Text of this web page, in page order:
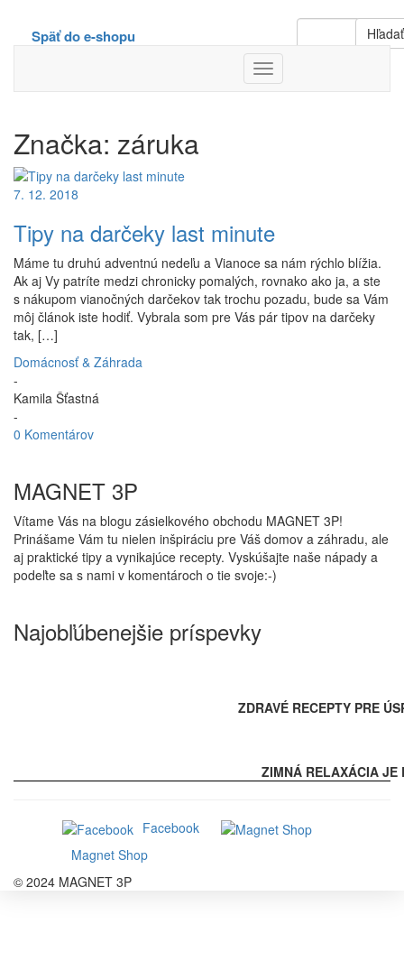
Hľadať
Späť do e-shopu
Toggle
Navigation
Značka: záruka
7. 12. 2018
Tipy na darčeky last minute
Máme tu druhú adventnú nedeľu a Vianoce sa nám rýchlo blížia.
Ak aj Vy patríte medzi chronicky pomalých, rovnako ako ja, a ste
s nákupom vianočných darčekov tak trochu pozadu, bude sa Vám
môj článok iste hodiť. Vybrala som pre Vás pár tipov na darčeky
tak, […]
Domácnosť & Záhrada
-
Kamila Šťastná
-
0 Komentárov
MAGNET 3P
Vítame Vás na blogu zásielkového obchodu MAGNET 3P!
Prinášame Vám tu nielen inšpiráciu pre Váš domov a záhradu, ale
aj praktické tipy a vynikajúce recepty. Vyskúšajte naše nápady a
podeľte sa s nami v komentároch o tie svoje:-)
Najobľúbenejšie príspevky
ZDRAVÉ RECEPTY PRE
ZIMNÁ RELAXÁCIA JE
Facebook
Magnet Shop
© 2024 MAGNET 3P